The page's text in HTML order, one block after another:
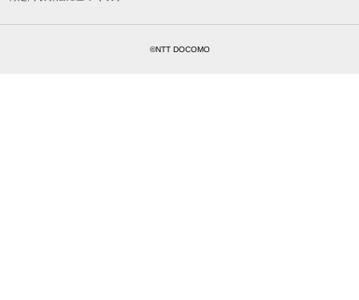
©NTT DOCOMO